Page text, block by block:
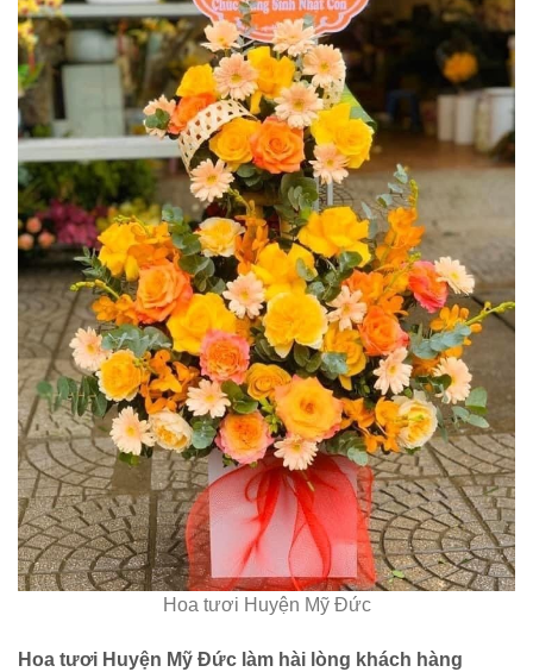
Hoa tươi Huyện Mỹ Đức
Hoa tươi Huyện Mỹ Đức làm hài lòng khách hàng